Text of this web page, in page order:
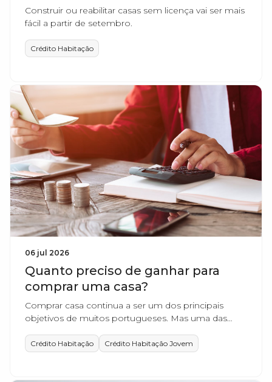
Construir ou reabilitar casas sem licença vai ser mais
fácil a partir de setembro.
Crédito Habitação
06 jul 2026
Quanto preciso de ganhar para
comprar uma casa?
Comprar casa continua a ser um dos principais
objetivos de muitos portugueses. Mas uma das
ordenado para conseguir comprar casa?
Crédito Habitação Crédito Habitação Jovem